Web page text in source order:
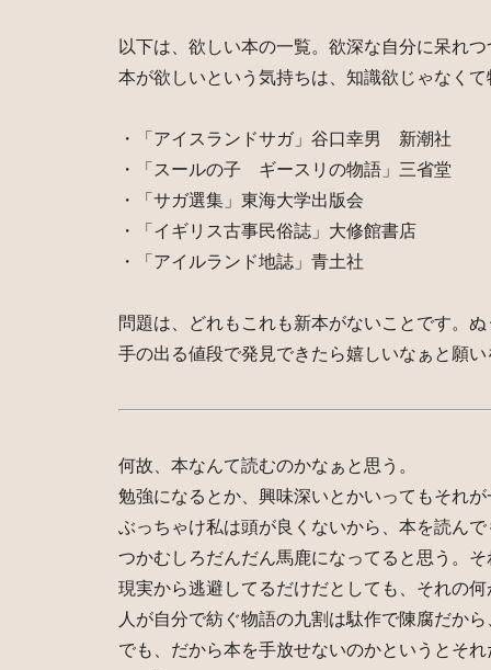
以下は、欲しい本の一覧。欲深な自分に呆れつ
本が欲しいという気持ちは、知識欲じゃなくて
・「アイスランドサガ」谷口幸男 新潮社
・「スールの子 ギースリの物語」三省堂
・「サガ選集」東海大学出版会
・「イギリス古事民俗誌」大修館書店
・「アイルランド地誌」青土社
問題は、どれもこれも新本がないことです。ぬ
手の出る値段で発見できたら嬉しいなぁと願い
何故、本なんて読むのかなぁと思う。
勉強になるとか、興味深いとかいってもそれ
ぶっちゃけ私は頭が良くないから、本を読ん
つかむしろだんだん馬鹿になってると思う。
現実から逃避してるだけだとしても、それの
人が自分で紡ぐ物語の九割は駄作で陳腐だか
でも、だから本を手放せないのかというとそ